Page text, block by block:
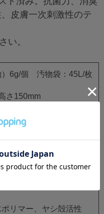
皮膚一次刺激性のテ
い。
）6g/個 汚物袋：45L/枚
さ150mm
ミパック(約6g/個)30個
リマー、ヤシ殻活性